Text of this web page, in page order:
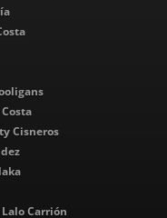
Cisneros
Lalo Carrión